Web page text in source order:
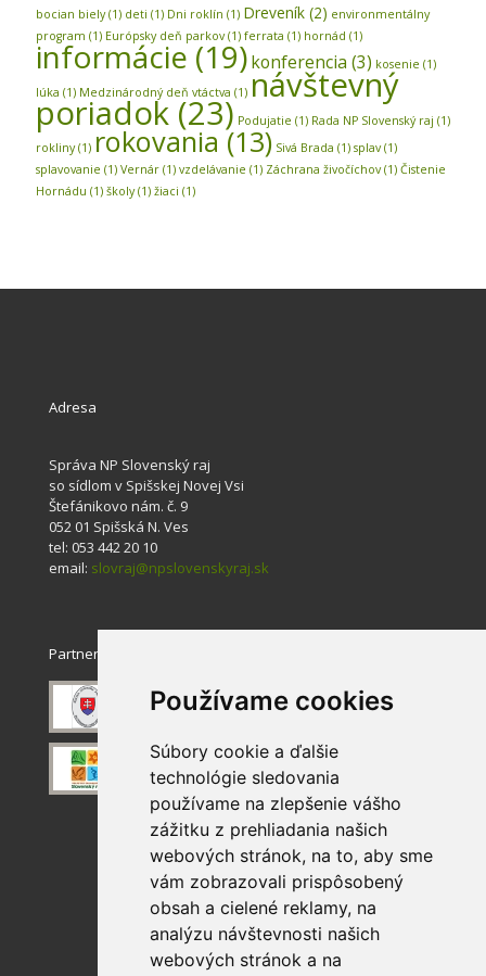
Používame cookies
Súbory cookie a ďalšie
technológie sledovania
používame na zlepšenie vášho
zážitku z prehliadania našich
webových stránok, na to, aby sme
vám zobrazovali prispôsobený
obsah a cielené reklamy, na
analýzu návštevnosti našich
webových stránok a na
bocian biely(1) deti (1) Dni roklín (1) Dreveník (2) environmentálny
program (1) Európsky deň parkov(1) ferrata (1) hornád (1)
informácie (19)konferencia (3) kosenie (1)
lúka (1) Medzinárodný deň vtáctva (1) návštevný
poriadok (23) Podujatie (1) Rada NP Slovenský raj (1)
rokliny(1) rokovania (13) Sivá Brada (1) splav(1)
splavovanie (1) Vernár (1) vzdelávanie (1) Záchrana živočíchov(1) Čistenie
Hornádu (1) školy(1) žiaci (1)
Adresa
Správa NP Slovenský raj
so sídlom v Spišskej Novej Vsi
Štefánikovo nám. č. 9
052 01 Spišská N. Ves
tel: 053 442 20 10
email: slovraj@npslovenskyraj.sk
Partneri